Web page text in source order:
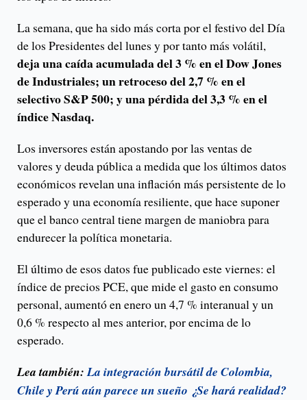
La semana, que ha sido más corta por el festivo del Día
de los Presidentes del lunes y por tanto más volátil,
deja una caída acumulada del 3 % en el Dow Jones
de Industriales; un retroceso del 2,7 % en el
selectivo S&P 500; y una pérdida del 3,3 % en el
índice Nasdaq.
Los inversores están apostando por las ventas de
valores y deuda pública a medida que los últimos datos
económicos revelan una inflación más persistente de lo
esperado y una economía resiliente, que hace suponer
que el banco central tiene margen de maniobra para
endurecer la política monetaria.
El último de esos datos fue publicado este viernes: el
índice de precios PCE, que mide el gasto en consumo
personal, aumentó en enero un 4,7 % interanual y un
0,6 % respecto al mes anterior, por encima de lo
esperado.
Lea también:La integración bursátil de Colombia,
Chile y Perú aún parece un sueño ¿Se hará realidad?